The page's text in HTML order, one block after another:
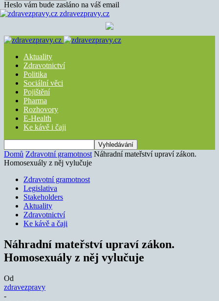
Heslo vám bude zasláno na váš email
zdravezpravy.cz
Aktuality
Zdravotnictví
Politika
Sociální věci
Pojištění
Pharma
Rozhovory
E-Health
Ke kávě i čaji
Domů Zdravotní gramotnost Náhradní mateřství upraví zákon.
Homosexuály z něj vylučuje
Zdravotní gramotnost
Legislativa
Stakeholders
Aktuality
Zdravotnictví
Ke kávě a čaji
Náhradní mateřství upraví zákon.
Homosexuály z něj vylučuje
Od
zdravezpravy
-